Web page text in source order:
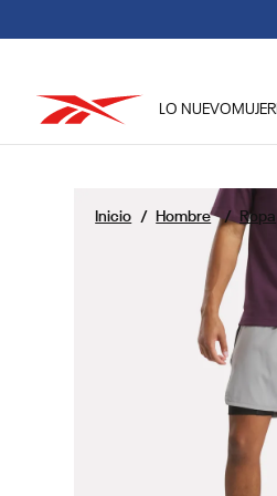
LO NUEVO MUJER
Hombre Ropa
1.
2.
3 .
7.